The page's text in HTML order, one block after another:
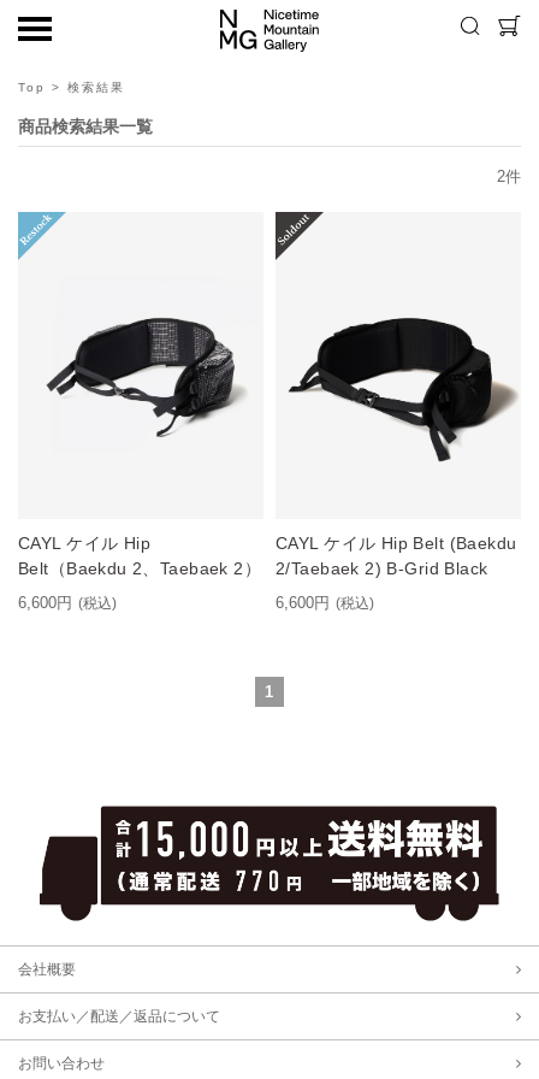
Top > 検索結果
商品検索結果一覧
2件
CAYL ケイル Hip
Belt（Baekdu 2、Taebaek 2）
6,600円 (税込)
CAYL ケイル Hip Belt (Baekdu
2/Taebaek 2) B-Grid Black
6,600円 (税込)
1
会社概要
お支払い／配送／返品について
お問い合わせ